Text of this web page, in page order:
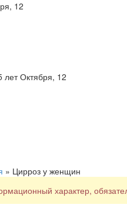
12
лет Октября, 12
» Цирроз у женщин
характер,